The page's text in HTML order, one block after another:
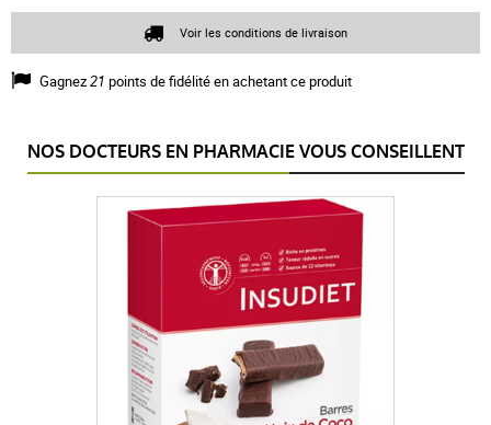
Gagnez21 points de fidélité en achetant ce produit
Voir les conditions de livraison
NOS DOCTEURS EN PHARMACIE VOUS CONSEILLENT